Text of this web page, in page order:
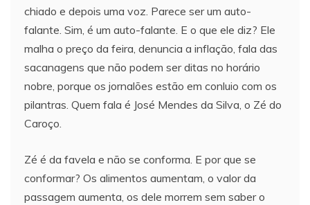
chiado e depois uma voz. Parece ser um auto-
falante. Sim, é um auto-falante. E o que ele diz? Ele
malha o preço da feira, denuncia a inflação, fala das
sacanagens que não podem ser ditas no horário
nobre, porque os jornalões estão em conluio com os
pilantras. Quem fala é José Mendes da Silva, o Zé do
Caroço.
Zé é da favela e não se conforma. E por que se
conformar? Os alimentos aumentam, o valor da
passagem aumenta, os dele morrem sem saber o